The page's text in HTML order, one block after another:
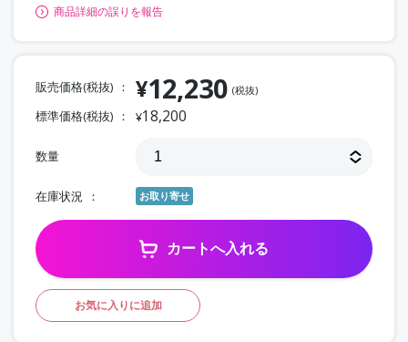
商品詳細の誤りを報告
販売価格(税抜) ¥12,230 (税抜)
標準価格(税抜) ¥18,200
数量
在庫状況 お取り寄せ
カートへ入れる
お気に入りに追加